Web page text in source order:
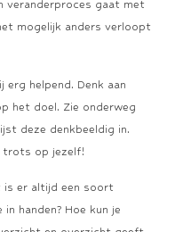
veranderproces gaat met
mogelijk anders verloopt
erg helpend. Denk aan
het doel. Zie onderweg
deze denkbeeldig in.
trots op jezelf!
is er altijd een soort
handen? Hoe kun je